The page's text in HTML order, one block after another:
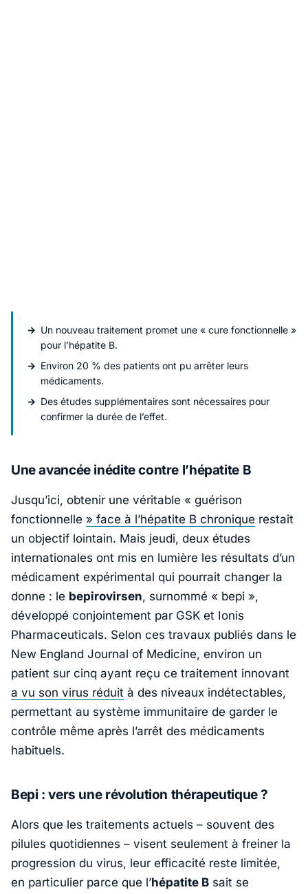
Un nouveau traitement promet une « cure fonctionnelle »
pour l’hépatite B.
Environ 20 % des patients ont pu arrêter leurs
médicaments.
Des études supplémentaires sont nécessaires pour
confirmer la durée de l’effet.
Une avancée inédite contre l’hépatite B
Jusqu’ici, obtenir une véritable « guérison
fonctionnelle » face à l’hépatite B chronique restait
un objectif lointain. Mais jeudi, deux études
internationales ont mis en lumière les résultats d’un
médicament expérimental qui pourrait changer la
donne : le bepirovirsen, surnommé « bepi »,
développé conjointement par GSK et Ionis
Pharmaceuticals. Selon ces travaux publiés dans le
New England Journal of Medicine, environ un
patient sur cinq ayant reçu ce traitement innovant
a vu son virus réduit à des niveaux indétectables,
permettant au système immunitaire de garder le
contrôle même après l’arrêt des médicaments
habituels.
Bepi : vers une révolution thérapeutique ?
Alors que les traitements actuels – souvent des
pilules quotidiennes – visent seulement à freiner la
progression du virus, leur efficacité reste limitée,
en particulier parce que l’hépatite B sait se